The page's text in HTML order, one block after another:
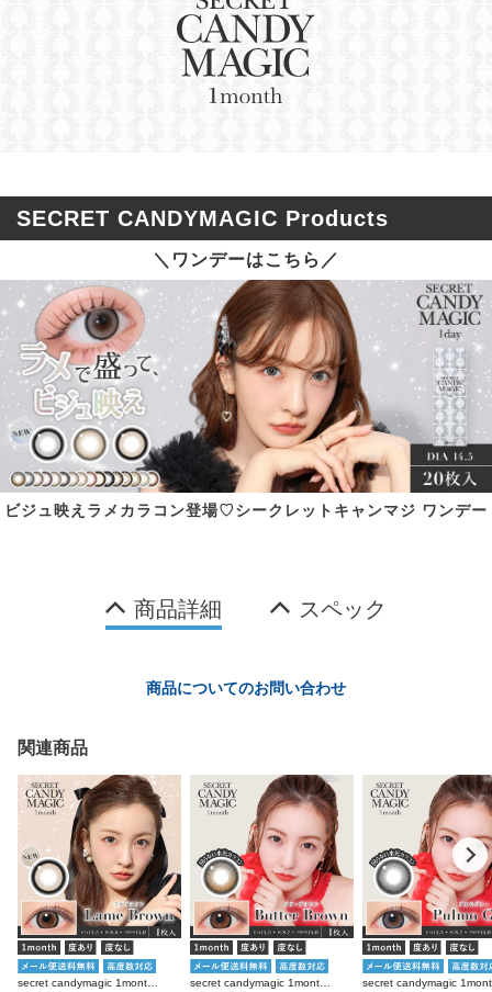
SECRET CANDYMAGIC Products
＼ワンデーはこちら／
ビジュ映えラメカラコン登場♡シークレットキャンマジ ワンデー
商品詳細 スペック
商品についてのお問い合わせ
関連商品
secret candymagic 1month ラメブラウン 度あり 度なし 1枚入り×2箱 計2枚 シークレットキャンディーマジック カラコン secret candymagic 1month バターブラウン 度あり 度なし 1枚入り×2箱 計2枚 シークレットキャンディーマジック カラコン